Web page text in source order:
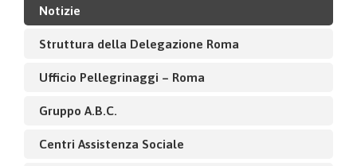
Notizie
Struttura della Delegazione Roma
Ufficio Pellegrinaggi – Roma
Gruppo A.B.C.
Centri Assistenza Sociale